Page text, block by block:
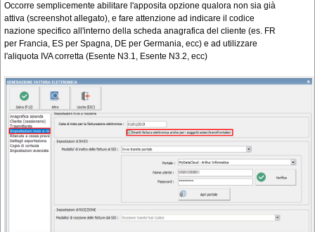
Occorre semplicemente abilitare l'apposita opzione qualora non sia già
attiva (screenshot allegato), e fare attenzione ad indicare il codice
nazione specifico all'interno della scheda anagrafica del cliente (es. FR
per Francia, ES per Spagna, DE per Germania, ecc) e ad utilizzare
l'aliquota IVA corretta (Esente N3.1, Esente N3.2, ecc)